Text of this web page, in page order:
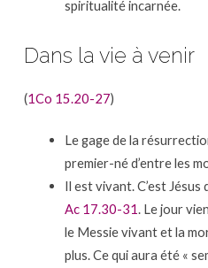
spiritualité incarnée.
Dans la vie à venir
(1Co 15.20-27)
Le gage de la
premier-né d’entre les
Il est vivant. C’est
Ac 17.30-31. Le jour
le Messie vivant et la
plus. Ce qui aura été «